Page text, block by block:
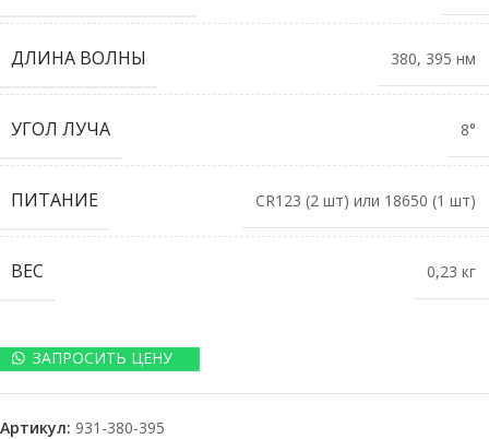
ДЛИНА ВОЛНЫ 380, 395 нм
УГОЛ ЛУЧА 8°
ПИТАНИЕ CR123 (2 шт) или 18650 (1 шт)
ВЕС 0,23 кг
ЗАПРОСИТЬ ЦЕНУ
Артикул: 931-380-395